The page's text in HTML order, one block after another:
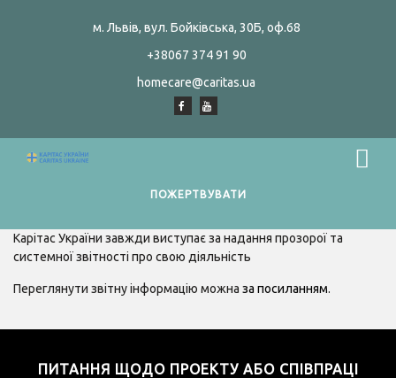
м. Львів, вул. Бойківська, 30Б, оф.68
+38067 374 91 90
homecare@caritas.ua
ПОЖЕРТВУВАТИ
Карітас України завжди виступає за надання прозорої та
системної звітності про свою діяльність
Переглянути звітну інформацію можна за посиланням.
ПИТАННЯ ЩОДО ПРОЕКТУ АБО СПІВПРАЦІ